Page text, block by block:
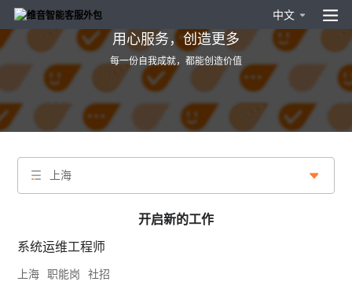
中文
用心服务，创造更多
每一份自我成就，都能创造价值
上海
开启新的工作
系统运维工程师
上海 职能岗 社招